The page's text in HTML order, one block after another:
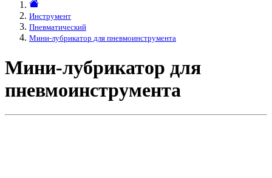
Инструмент
Пневматический
Мини-лубрикатор для пневмоинструмента
Мини-лубрикатор для
пневмоинструмента